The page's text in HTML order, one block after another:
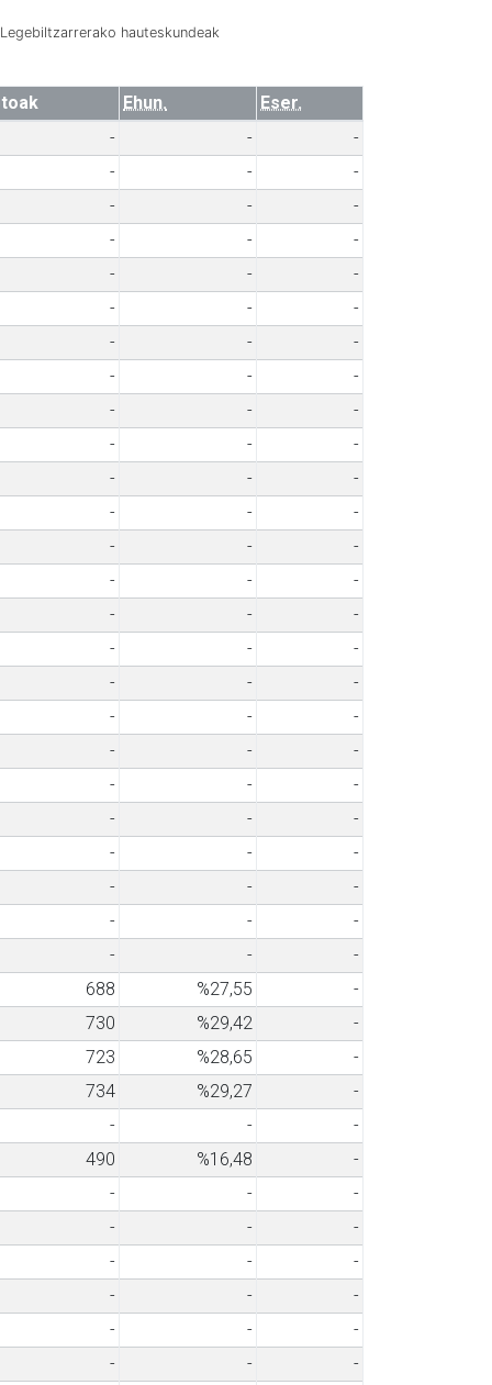
hauteskundeak
Ehun.
Eser.
- -
-
- -
-
- -
-
- -
-
- -
-
- -
-
- -
-
- -
-
- -
-
- -
-
- -
-
- -
-
- -
-
- -
-
- -
-
- -
-
- -
-
- -
-
- -
-
- -
-
- -
-
- -
-
- -
-
- -
-
- -
-
688 %27,55
-
730 %29,42
-
723 %28,65
-
734 %29,27
-
- -
-
490 %16,48
-
- -
-
- -
-
- -
-
- -
-
- -
-
- -
-